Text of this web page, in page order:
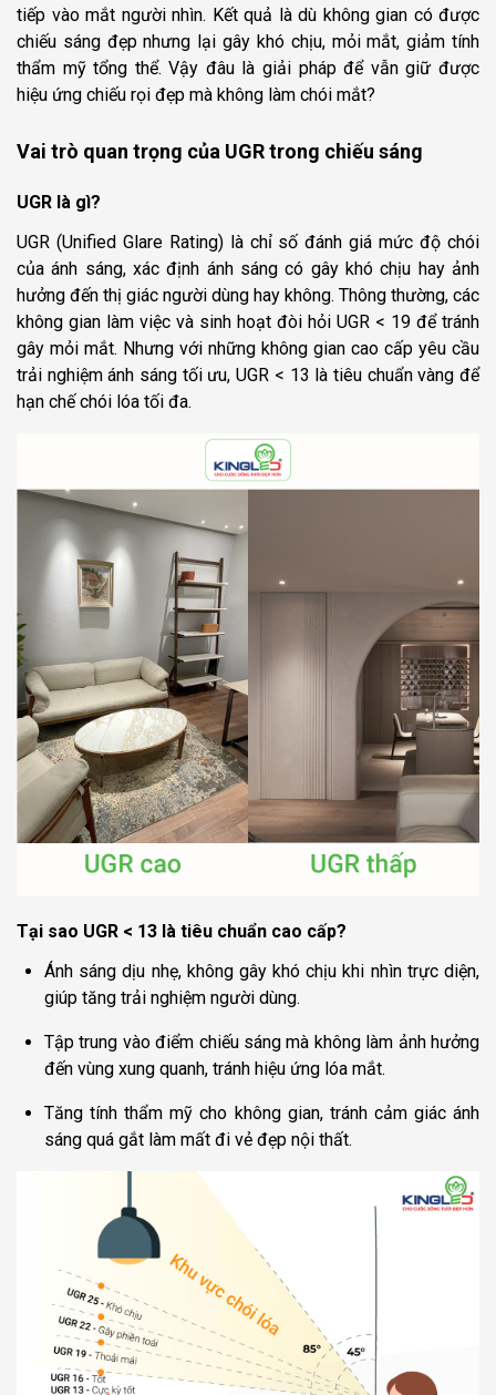
tiếp vào mắt người nhìn. Kết quả là dù không gian có được
chiếu sáng đẹp nhưng lại gây khó chịu, mỏi mắt, giảm tính
thẩm mỹ tổng thể. Vậy đâu là giải pháp để vẫn giữ được
hiệu ứng chiếu rọi đẹp mà không làm chói mắt?
Vai trò quan trọng của UGR trong chiếu sáng
UGR là gì?
UGR (Unified Glare Rating) là chỉ số đánh giá mức độ chói
của ánh sáng, xác định ánh sáng có gây khó chịu hay ảnh
hưởng đến thị giác người dùng hay không. Thông thường, các
không gian làm việc và sinh hoạt đòi hỏi UGR < 19 để tránh
gây mỏi mắt. Nhưng với những không gian cao cấp yêu cầu
trải nghiệm ánh sáng tối ưu, UGR < 13 là tiêu chuẩn vàng để
hạn chế chói lóa tối đa.
Tại sao UGR < 13 là tiêu chuẩn cao cấp?
Ánh sáng dịu nhẹ, không gây khó chịu khi nhìn trực diện,
giúp tăng trải nghiệm người dùng.
Tập trung vào điểm chiếu sáng mà không làm ảnh hưởng
đến vùng xung quanh, tránh hiệu ứng lóa mắt.
Tăng tính thẩm mỹ cho không gian, tránh cảm giác ánh
sáng quá gắt làm mất đi vẻ đẹp nội thất.